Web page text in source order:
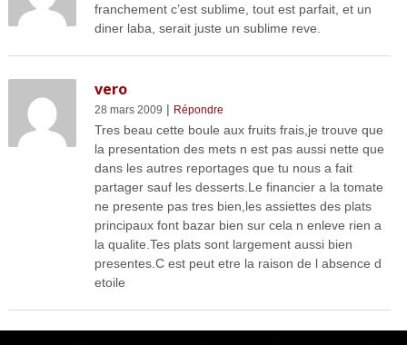
franchement c’est sublime, tout est parfait, et un
diner laba, serait juste un sublime reve.
vero
28 mars 2009 | Répondre
Tres beau cette boule aux fruits frais,je trouve que
la presentation des mets n est pas aussi nette que
dans les autres reportages que tu nous a fait
partager sauf les desserts.Le financier a la tomate
ne presente pas tres bien,les assiettes des plats
principaux font bazar bien sur cela n enleve rien a
la qualite.Tes plats sont largement aussi bien
presentes.C est peut etre la raison de l absence d
etoile